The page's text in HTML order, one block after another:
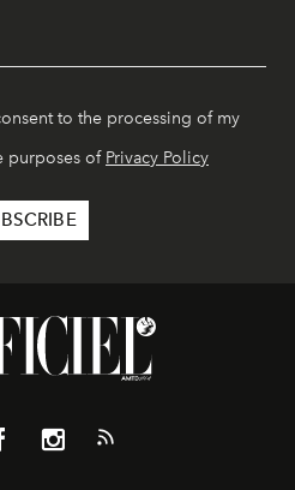
to the processing of my
purposes of Privacy Policy